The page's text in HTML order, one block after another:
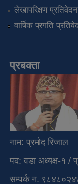
लेखापरिक्षण प्रतिवेदन
वार्षिक प्रगति
प्रबक्ता
नाम:
पद: वडा
सम्पर्क न.